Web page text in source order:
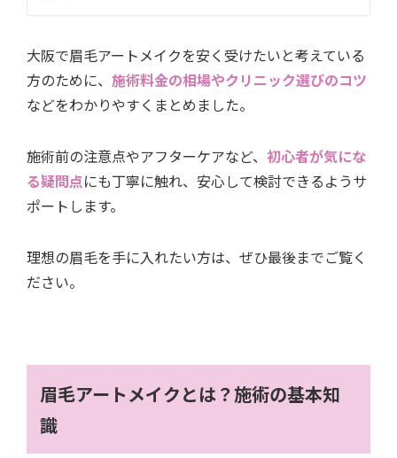
大阪で眉毛アートメイクを安く受けたいと考えている
方のために、 施術料金の相場やクリニック選びのコツ
などをわかりやすくまとめました。
施術前の注意点やアフターケアなど、 初心者が気にな
る疑問点にも丁寧に触れ、安心して検討できるようサ
ポートします。
理想の眉毛を手に入れたい方は、ぜひ最後までご覧く
ださい。
眉毛アートメイクとは？施術の基本知
識